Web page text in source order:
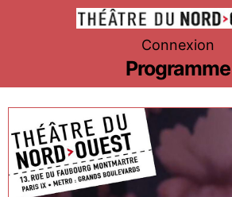
Théâtre
du
Nord-
Ouest
Connexion
Programme